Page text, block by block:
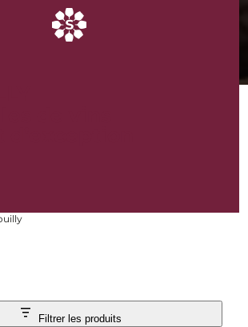
Filtrer les produits